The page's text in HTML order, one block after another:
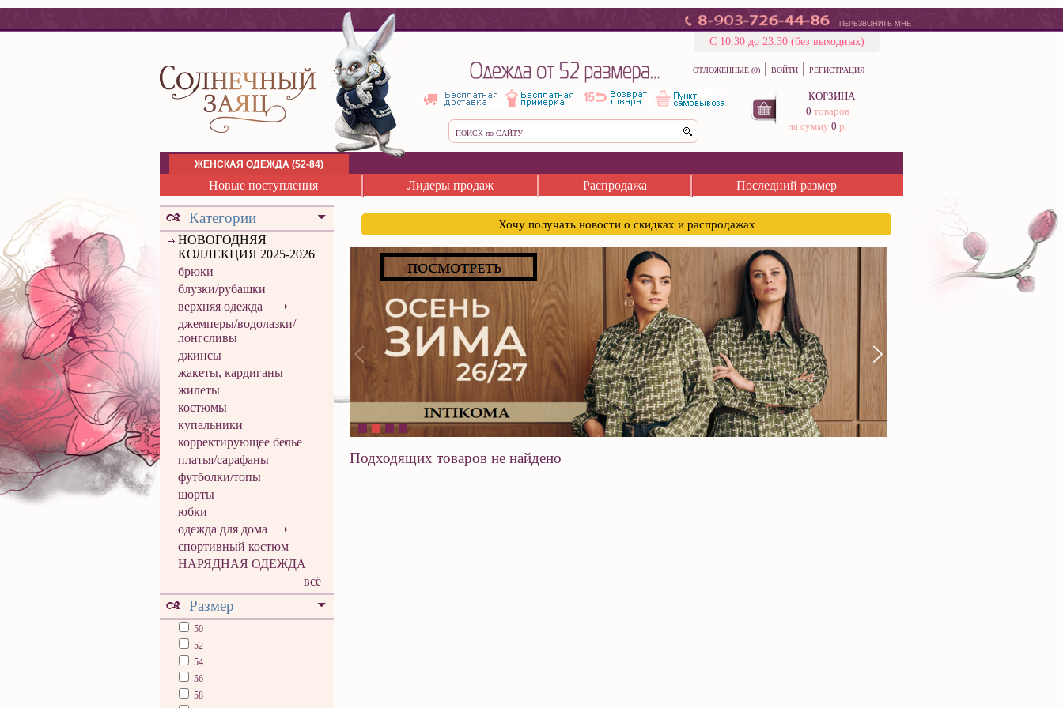
ПЕРЕЗВОНИТЬ МНЕ
С 10:30 до 23:30 (без выходных)
ОТЛОЖЕННЫЕ (0) | ВОЙТИ | РЕГИСТРАЦИЯ
КОРЗИНА
0 товаров
на сумму 0 р.
ЖЕНСКАЯ ОДЕЖДА (52-84)
Новые поступления Лидеры продаж Распродажа Последний размер
Категории
НОВОГОДНЯЯ
КОЛЛЕКЦИЯ 2025-2026
брюки
блузки/рубашки
верхняя одежда
джемперы/водолазки/
лонгсливы
джинсы
жакеты, кардиганы
жилеты
костюмы
купальники
корректирующее белье
платья/сарафаны
футболки/топы
шорты
юбки
одежда для дома
спортивный костюм
НАРЯДНАЯ ОДЕЖДА
всё
Размер
50
52
54
56
58
Хочу получать новости о скидках и распродажах
Подходящих товаров не найдено